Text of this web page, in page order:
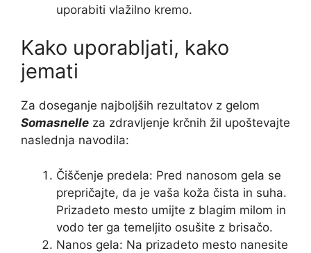
uporabiti vlažilno kremo.
Kako uporabljati, kako
jemati
Za doseganje najboljših rezultatov z gelom
Somasnelle za zdravljenje krčnih žil upoštevajte
naslednja navodila:
Čiščenje predela: Pred nanosom gela se
prepričajte, da je vaša koža čista in suha.
Prizadeto mesto umijte z blagim milom in
vodo ter ga temeljito osušite z brisačo.
Nanos gela: Na prizadeto mesto nanesite